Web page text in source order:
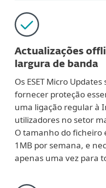
Actualizações
largura de banda
Os ESET Micro
fornecer proteção
uma ligação regular à
utilizadores no setor
O tamanho do
1MB por semana, e
apenas uma vez para